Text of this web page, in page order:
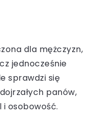
dla mężczyzn,
jednocześnie
sprawdzi się
panów,
osobowość.